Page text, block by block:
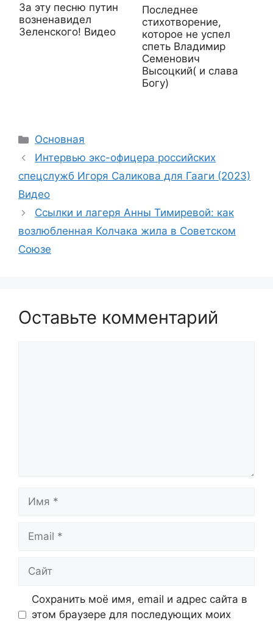
За эту песню путин
возненавидел
Зеленского! Видео
Последнее
стихотворение,
которое не успел
спеть Владимир
Семенович
Высоцкий( и слава
Богу)
Рубрики
Основная
Интервью экс-офицера российских
спецслужб Игоря Саликова для Гааги (2023)
Видео
Ссылки и лагеря Анны Тимиревой: как
возлюбленная Колчака жила в Советском
Союзе
Оставьте комментарий
Имя
Email
Сайт
Сохранить моё имя, email и адрес сайта в
этом браузере для последующих моих